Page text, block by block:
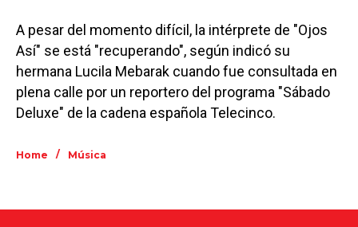
A pesar del momento difícil, la intérprete de "Ojos
Así" se está "recuperando", según indicó su
hermana Lucila Mebarak cuando fue consultada en
plena calle por un reportero del programa "Sábado
Deluxe" de la cadena española Telecinco.
Home / Música